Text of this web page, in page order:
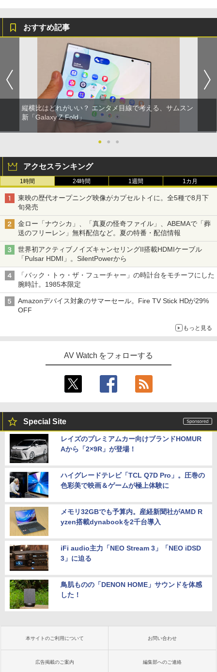
おすすめ記事
縦横比はどれがいい？ エンタメ目線で考える、サムスン
新「Galaxy Z Fold」
● ● ●
アクセスランキング
1時間 24時間 1週間 1カ月
東映の歴代オープニング映像がカプセルトイに。全5種で8月下
旬発売
金ロー「ナウシカ」、「真夏の怪奇ファイル」、ABEMAで「葬
送のフリーレン」無料配信など。夏の特番・配信情報
世界初アクティブノイズキャンセリングII搭載HDMIケーブル
「Pulsar HDMI」。SilentPowerから
「バック・トゥ・ザ・フューチャー」の時計台をモチーフにした
腕時計。1985本限定
Amazonデバイス対象のサマーセール。Fire TV Stick HDが29%
OFF
もっと見る
AV Watch をフォローする
Special Site
レイズのプレミアムカー向けブランドHOMUR
Aから「2×9R」が登場！
ハイグレードテレビ「TCL Q7D Pro」。圧巻の
色彩美で映画＆ゲームが極上体験に
メモリ32GBでも予算内。産経新聞社がAMD R
yzen搭載dynabookを2千台導入
iFi audio主力「NEO Stream 3」「NEO iDSD
3」に迫る
鳥肌ものの「DENON HOME」サウンドを体感
した！
本サイトのご利用について お問い合わせ
広告掲載のご案内 編集部へのご連絡